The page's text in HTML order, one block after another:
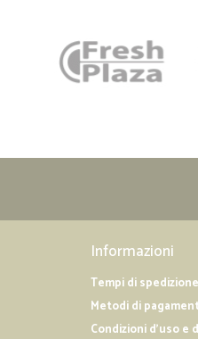
Informazioni
Tempi di spedizione
Metodi di
Condizioni d'uso e